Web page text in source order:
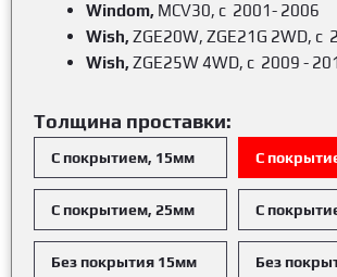
Windom, MCV30, c 2001- 2006
Wish, ZGE20W, ZGE21G 2WD, c
Wish, ZGE25W 4WD, c 2009 -
Толщина проставки:
С покрытием, 15мм С
С покрытием, 25мм С
Без покрытия 15мм Без